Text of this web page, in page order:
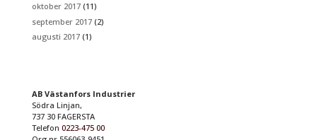
oktober 2017(11)
september 2017(2)
augusti 2017(1)
AB Västanfors Industrier
Södra Linjan,
737 30 FAGERSTA
Telefon 0223-475 00